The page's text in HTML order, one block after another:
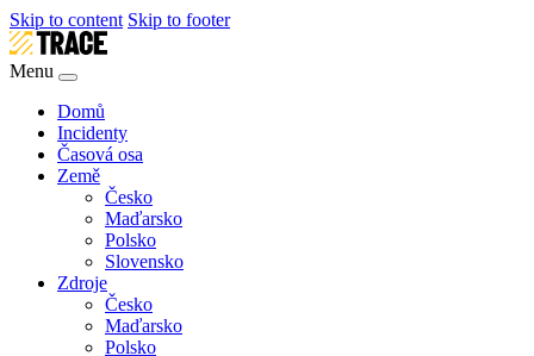
Skip to content Skip to footer
Menu
Domů
Incidenty
Časová osa
Země
Česko
Maďarsko
Polsko
Slovensko
Zdroje
Česko
Maďarsko
Polsko